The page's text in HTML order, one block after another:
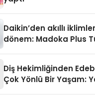
Daikin’den akıllı
dönem: Madoka Plus
Diş Hekimliğinden
Çok Yönlü Bir Yaşam: